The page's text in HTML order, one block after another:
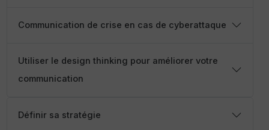
Communication de crise en cas de cyberattaque
Utiliser le design thinking pour améliorer votre
communication
Définir sa stratégie